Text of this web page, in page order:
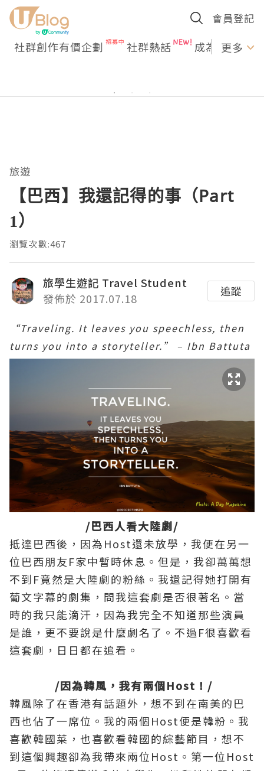
會員登記
社群創作有價企劃 社群熱話 成為U更多
旅遊
【巴西】我還記得的事（Part
1）
瀏覽次數:467
旅學生遊記 Travel Student
發佈於 2017.07.18
追蹤
“Traveling. It leaves you speechless, then
turns you into a storyteller.” – Ibn Battuta
/巴西人看大陸劇/
抵達巴西後，因為Host還未放學，我便在另一
位巴西朋友F家中暫時休息。但是，我卻萬萬想
不到F竟然是大陸劇的粉絲。我還記得她打開有
葡文字幕的劇集，問我這套劇是否很著名。當
時的我只能滴汗，因為我完全不知道那些演員
是誰，更不要說是什麼劇名了。不過F很喜歡看
這套劇，日日都在追看。
/因為韓風，我有兩個Host！/
韓風除了在香港有話題外，想不到在南美的巴
西也佔了一席位。我的兩個Host便是韓粉。我
喜歡韓國菜，也喜歡看韓國的綜藝節目，想不
到這個興趣卻為我帶來兩位Host。第一位Host